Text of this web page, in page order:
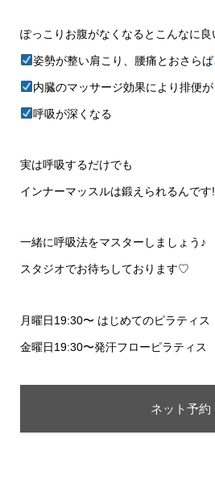
ぽっこりお腹がなくなるとこんなに良
姿勢が整い肩こり、腰痛とおさらば
内臓のマッサージ効果により排便
呼吸が深くなる
実は呼吸するだけでも
インナーマッスルは鍛えられるんです
一緒に呼吸法をマスターしましょう♪
スタジオでお待ちしております♡
月曜日19:30〜 はじめてのピラティス
金曜日19:30〜発汗フローピラティス
ネット予約